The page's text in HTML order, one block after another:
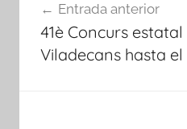
de
entradas
Entrada anterior
41è Concurs
Viladecans hasta